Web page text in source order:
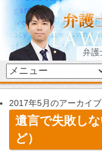
弁護
2017年5月のアーカイブ
遺言で失敗し
ど）